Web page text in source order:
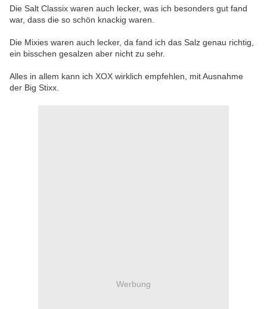
Die Salt Classix waren auch lecker, was ich besonders gut fand
war, dass die so schön knackig waren.
Die Mixies waren auch lecker, da fand ich das Salz genau richtig,
ein bisschen gesalzen aber nicht zu sehr.
Alles in allem kann ich XOX wirklich empfehlen, mit Ausnahme
der Big Stixx.
Werbung